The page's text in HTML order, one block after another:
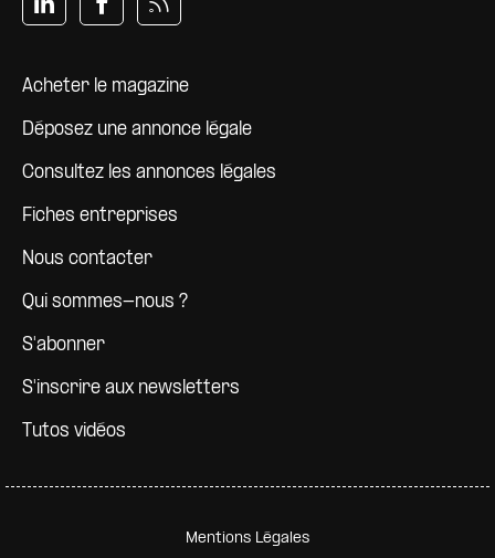
Pied de page
Acheter le magazine
Déposez une annonce légale
Consultez les annonces légales
Fiches entreprises
Nous contacter
Qui sommes-nous ?
S'abonner
S'inscrire aux newsletters
Tutos vidéos
Pied de page secondaire
Mentions Légales